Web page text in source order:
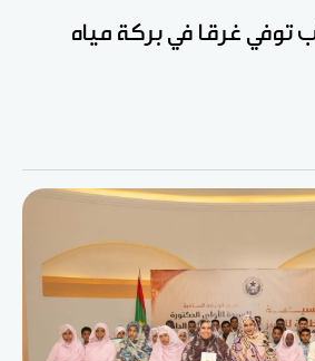
توفي غرقا في بركة مياه